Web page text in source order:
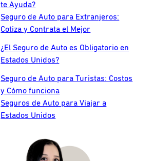
te Ayuda?
Seguro de Auto para Extranjeros:
Cotiza y Contrata el Mejor
¿El Seguro de Auto es Obligatorio en
Estados Unidos?
Seguro de Auto para Turistas: Costos
y Cómo funciona
Seguros de Auto para Viajar a
Estados Unidos